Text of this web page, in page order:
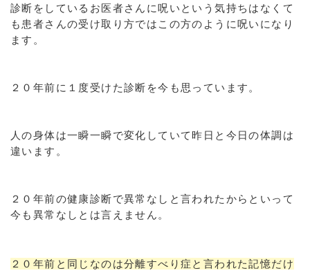
診断をしているお医者さんに呪いという気持ちはなくて
も患者さんの受け取り方ではこの方のように呪いになり
ます。
２０年前に１度受けた診断を今も思っています。
人の身体は一瞬一瞬で変化していて昨日と今日の体調は
違います。
２０年前の健康診断で異常なしと言われたからといって
今も異常なしとは言えません。
２０年前と同じなのは分離すべり症と言われた記憶だけ